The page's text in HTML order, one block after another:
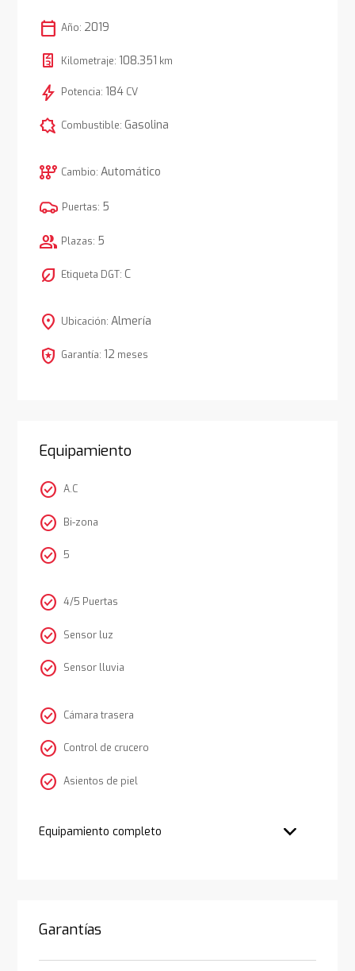
calendar_today Año: 2019
Kilometraje: 108.351 km
bolt Potencia: 184CV
comic_bubble Combustible: Gasolina
auto_transmission Cambio: Automático
Puertas: 5
group Plazas: 5
nest_eco_leaf Etiqueta DGT: C
location_on Ubicación: Almería
local_police Garantía: 12 meses
Equipamiento
check_circle A.C
check_circle Bi-zona
check_circle 5
check_circle 4/5 Puertas
check_circle Sensor luz
check_circle Sensor lluvia
check_circle Cámara trasera
check_circle Control de crucero
check_circle Asientos de piel
Equipamiento completo
Garantías